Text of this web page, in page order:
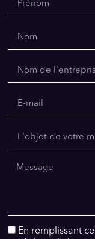
En remplissant